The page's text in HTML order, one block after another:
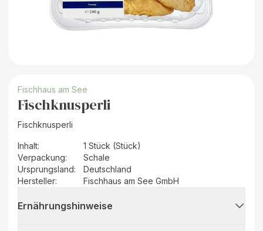
Fischhaus am See
Fischknusperli
Fischknusperli
Inhalt:
1 Stück (Stück)
Verpackung:
Schale
Ursprungsland:
Deutschland
Hersteller: Fischhaus am See GmbH
Ernährungshinweise